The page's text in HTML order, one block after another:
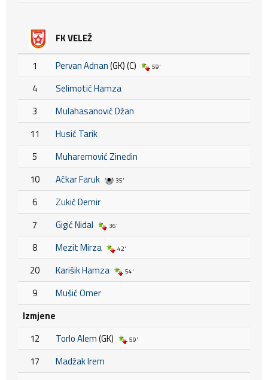
FK VELEŽ
1 Pervan Adnan(GK) (C) 59'
4
Selimotić Hamza
3
Mulahasanović Džan
11
Husić Tarik
5
Muharemović Zinedin
10
Ačkar Faruk 35'
6
Zukić Demir
7
Gigić Nidal 36'
8 Mezit Mirza 42'
20 Karišik Hamza 54'
9
Mušić Omer
Izmjene
12
Torlo Alem(GK) 59'
17
Madžak Irem